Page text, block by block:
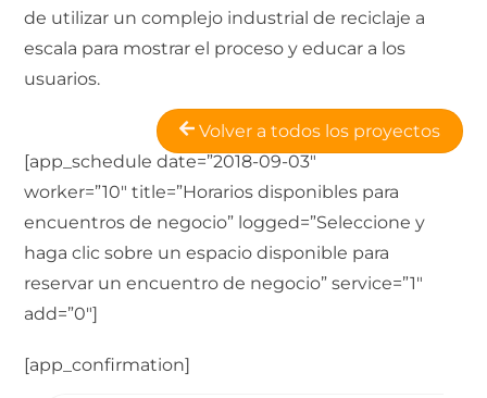
de utilizar un complejo industrial de reciclaje a
escala para mostrar el proceso y educar a los
usuarios.
Volver a todos los proyectos
[app_schedule date=”2018-09-03″
worker=”10″ title=”Horarios disponibles para
encuentros de negocio” logged=”Seleccione y
haga clic sobre un espacio disponible para
reservar un encuentro de negocio” service=”1″
add=”0″]
[app_confirmation]